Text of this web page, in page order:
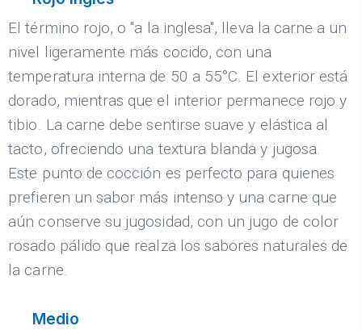
El término rojo, o "a la inglesa", lleva la carne a un
nivel ligeramente más cocido, con una
temperatura interna de 50 a 55°C. El exterior está
dorado, mientras que el interior permanece rojo y
tibio. La carne debe sentirse suave y elástica al
tacto, ofreciendo una textura blanda y jugosa.
Este punto de cocción es perfecto para quienes
prefieren un sabor más intenso y una carne que
aún conserve su jugosidad, con un jugo de color
rosado pálido que realza los sabores naturales de
la carne.
Medio